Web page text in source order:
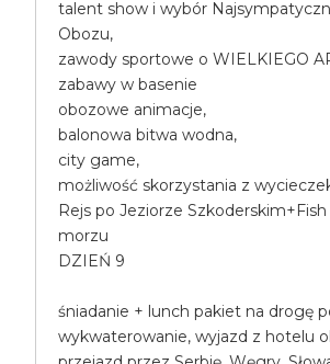
talent show i wybór
Obozu,
zawody sportowe o WIELKIEGO
zabawy w basenie
obozowe animacje,
balonowa bitwa wodna,
city game,
możliwość skorzystania z
Rejs po Jeziorze
morzu
DZIEŃ 9
śniadanie + lunch pakiet na drogę
wykwaterowanie, wyjazd z hotelu